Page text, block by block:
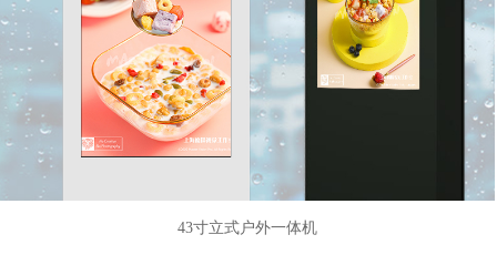
43寸立式户外一体机